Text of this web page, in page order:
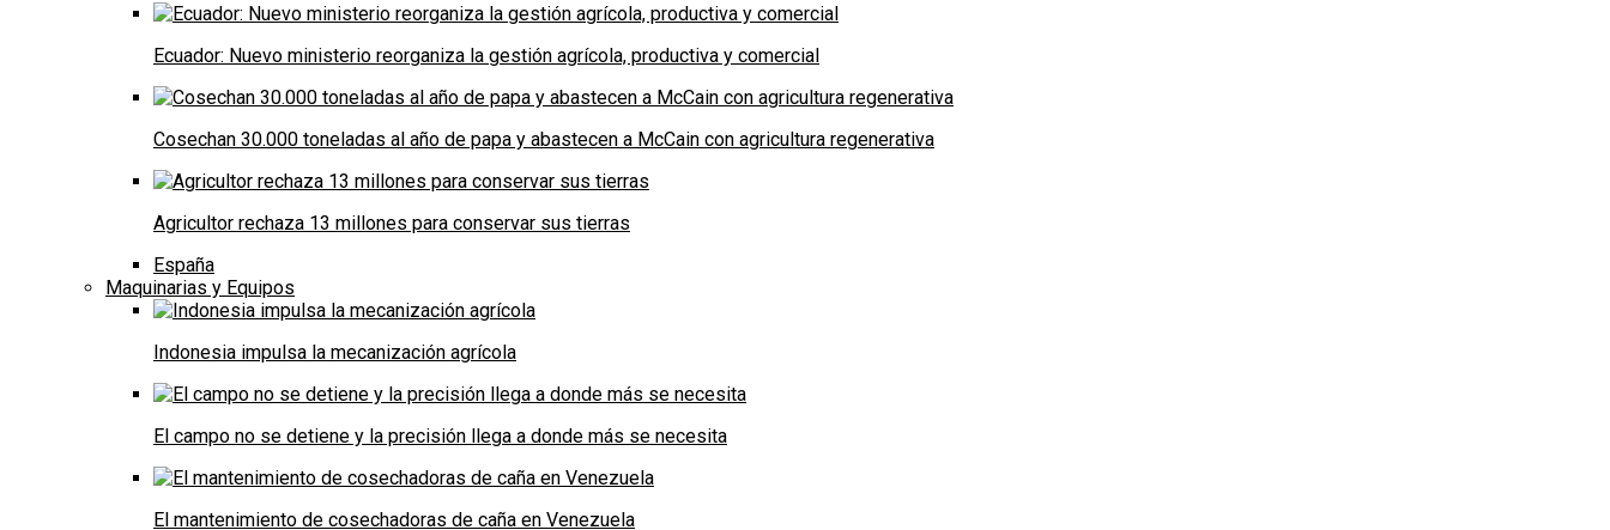
Ecuador: Nuevo ministerio reorganiza la gestión agrícola, productiva y comercial
Cosechan 30.000 toneladas al año de papa y abastecen a McCain con agricultura regenerativa
Agricultor rechaza 13 millones para conservar sus tierras
España
Maquinarias y Equipos
Indonesia impulsa la mecanización agrícola
El campo no se detiene y la precisión llega a donde más se necesita
El mantenimiento de cosechadoras de caña en Venezuela